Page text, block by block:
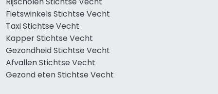
Fietswinkels Stichtse Vecht
Taxi Stichtse Vecht
Kapper Stichtse Vecht
Gezondheid Stichtse Vecht
Afvallen Stichtse Vecht
Gezond eten Stichtse Vecht